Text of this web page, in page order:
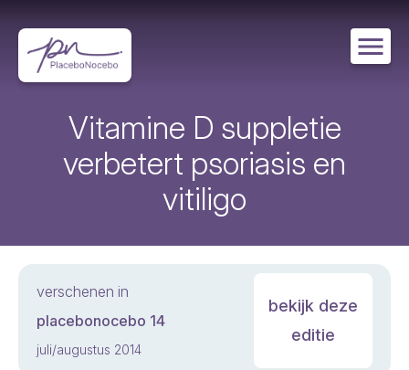
en
naar
de
Vitamine D suppletie
verbetert psoriasis en
vitiligo
verschenen in
placebonocebo 14
juli/augustus 2014
bekijk deze
editie